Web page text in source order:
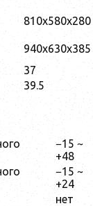
810x580x280
940x630x385
37
39.5
−15 ~
+48
−15 ~
+24
нет